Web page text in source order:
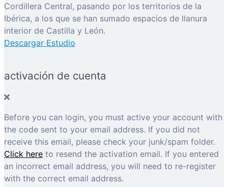
Cordillera Central, pasando por los territorios de la
Ibérica, a los que se han sumado espacios de llanura
interior de Castilla y León.
Descargar Estudio
activación de cuenta
Before you can login, you must active your account with
the code sent to your email address. If you did not
receive this email, please check your junk/spam folder.
Click here to resend the activation email. If you entered
an incorrect email address, you will need to re-register
with the correct email address.